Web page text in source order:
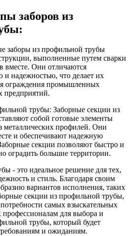
заборов из
заборы из профильной трубы
выполненные путем сварки
вместе. Они отличаются
надежностью, что делает их
ограждения промышленных
предприятий.
трубы: Заборные секции из
собой готовые элементы
металлических профилей. Они
и обеспечивают надежную
секции позволяют быстро и
оградить большие территории.
- это идеальное решение для тех,
и стиль. Благодаря своим
вариантов исполнения, таких
секции из профильной трубы,
самых взыскательных
профессионалам для выбора и
трубы, который будет
и ожиданиям.